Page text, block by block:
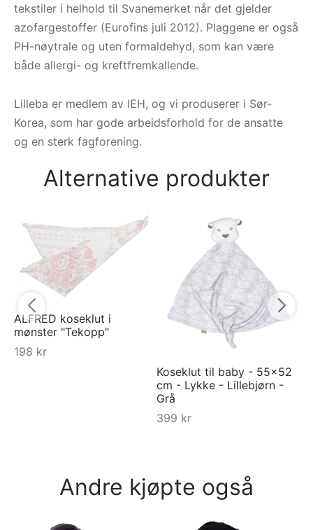
tekstiler i helhold til Svanemerket når det gjelder
azofargestoffer (Eurofins juli 2012). Plaggene er også
PH-nøytrale og uten formaldehyd, som kan være
både allergi- og kreftfremkallende.
Lilleba er medlem av IEH, og vi produserer i Sør-
Korea, som har gode arbeidsforhold for de ansatte
og en sterk fagforening.
Alternative produkter
ALFRED koseklut i
mønster "Tekopp"
198 kr
Koseklut til baby - 55x52
cm - Lykke - Lillebjørn -
Grå
399 kr
Andre kjøpte også